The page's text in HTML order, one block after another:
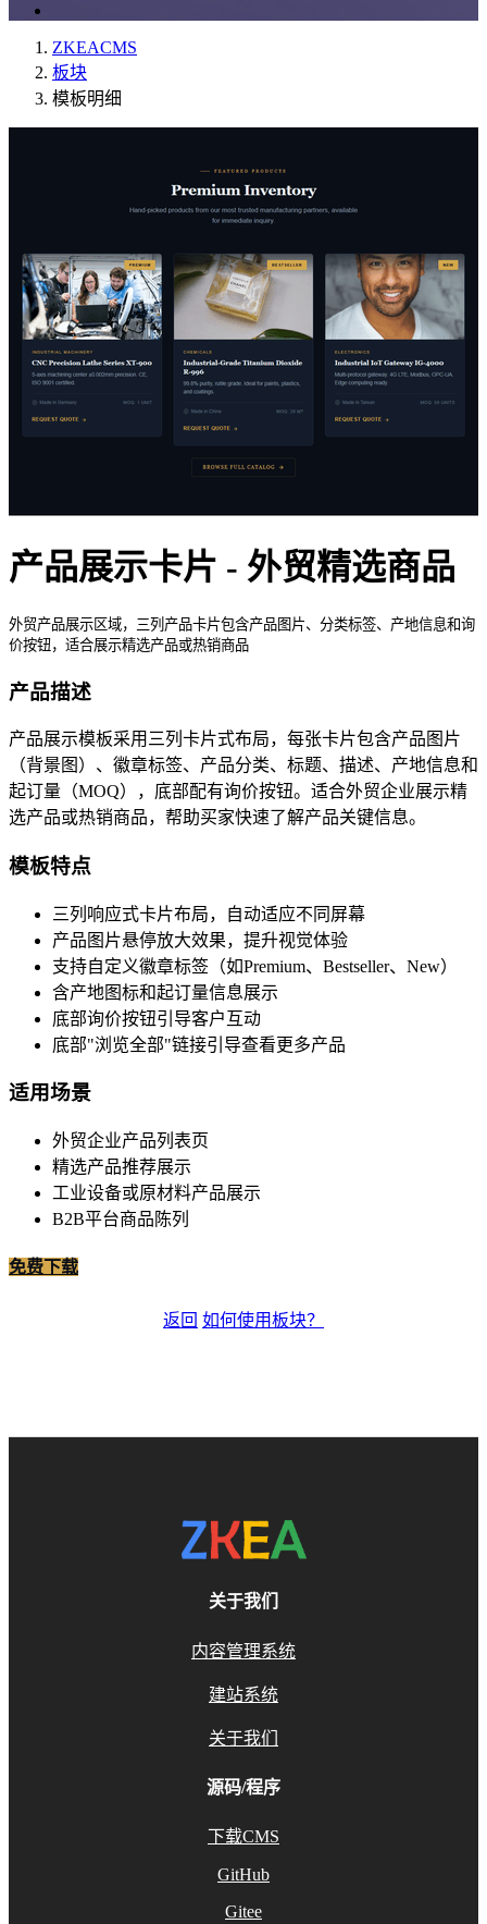
ZKEACMS
板块
模板明细
产品展示卡片 - 外贸精选商品
外贸产品展示区域，三列产品卡片包含产品图片、分类标签、产地信息和询
价按钮，适合展示精选产品或热销商品
产品描述
产品展示模板采用三列卡片式布局，每张卡片包含产品图片
（背景图）、徽章标签、产品分类、标题、描述、产地信息和
起订量（MOQ），底部配有询价按钮。适合外贸企业展示精
选产品或热销商品，帮助买家快速了解产品关键信息。
模板特点
三列响应式卡片布局，自动适应不同屏幕
产品图片悬停放大效果，提升视觉体验
支持自定义徽章标签（如Premium、Bestseller、New）
含产地图标和起订量信息展示
底部询价按钮引导客户互动
底部"浏览全部"链接引导查看更多产品
适用场景
外贸企业产品列表页
精选产品推荐展示
工业设备或原材料产品展示
B2B平台商品陈列
免费下载
返回 如何使用板块？
关于我们
内容管理系统
建站系统
关于我们
源码/程序
下载CMS
GitHub
Gitee